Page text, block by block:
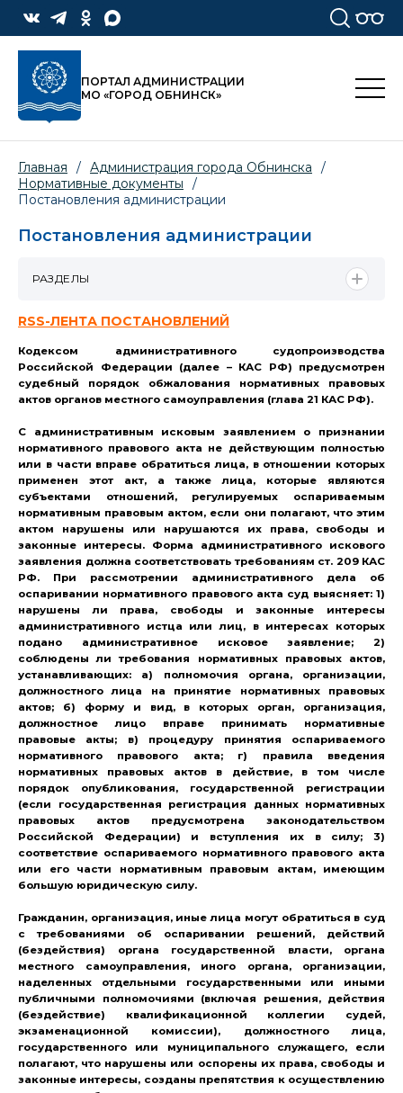
ПОРТАЛ АДМИНИСТРАЦИИ
МО «ГОРОД ОБНИНСК»
Главная / Администрация города Обнинска
/
Нормативные документы
/
Постановления администрации
Постановления администрации
RSS-ЛЕНТА ПОСТАНОВЛЕНИЙ
Кодексом административного судопроизводства
Российской Федерации (далее – КАС РФ) предусмотрен
судебный порядок обжалования нормативных правовых
актов органов местного самоуправления (глава 21 КАС РФ).
С административным исковым заявлением о признании
нормативного правового акта не действующим полностью
или в части вправе обратиться лица, в отношении которых
применен этот акт, а также лица, которые являются
субъектами отношений, регулируемых оспариваемым
нормативным правовым актом, если они полагают, что этим
актом нарушены или нарушаются их права, свободы и
законные интересы. Форма административного искового
заявления должна соответствовать требованиям ст. 209 КАС
РФ. При рассмотрении административного дела об
оспаривании нормативного правового акта суд выясняет: 1)
нарушены ли права, свободы и законные интересы
административного истца или лиц, в интересах которых
подано административное исковое заявление; 2)
соблюдены ли требования нормативных правовых актов,
устанавливающих: а) полномочия органа, организации,
должностного лица на принятие нормативных правовых
актов; б) форму и вид, в которых орган, организация,
должностное лицо вправе принимать нормативные
правовые акты; в) процедуру принятия оспариваемого
нормативного правового акта; г) правила введения
нормативных правовых актов в действие, в том числе
порядок опубликования, государственной регистрации
(если государственная регистрация данных нормативных
правовых актов предусмотрена законодательством
Российской Федерации) и вступления их в силу; 3)
соответствие оспариваемого нормативного правового акта
или его части нормативным правовым актам, имеющим
большую юридическую силу.
Гражданин, организация, иные лица могут обратиться в суд
с требованиями об оспаривании решений, действий
(бездействия) органа государственной власти, органа
местного самоуправления, иного органа, организации,
наделенных отдельными государственными или иными
публичными полномочиями (включая решения, действия
(бездействие) квалификационной коллегии судей,
экзаменационной комиссии), должностного лица,
государственного или муниципального служащего, если
полагают, что нарушены или оспорены их права, свободы и
законные интересы, созданы препятствия к осуществлению
РАЗДЕЛЫ